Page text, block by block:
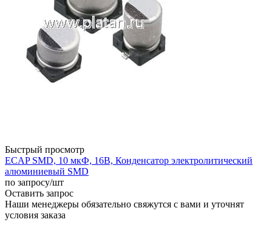
Быстрый просмотр
ECAP SMD, 10 мкФ, 16В, Конденсатор электролитический
алюминиевый SMD
по запросу/шт
Оставить запрос
Наши менеджеры обязательно свяжутся с вами и уточнят
условия заказа